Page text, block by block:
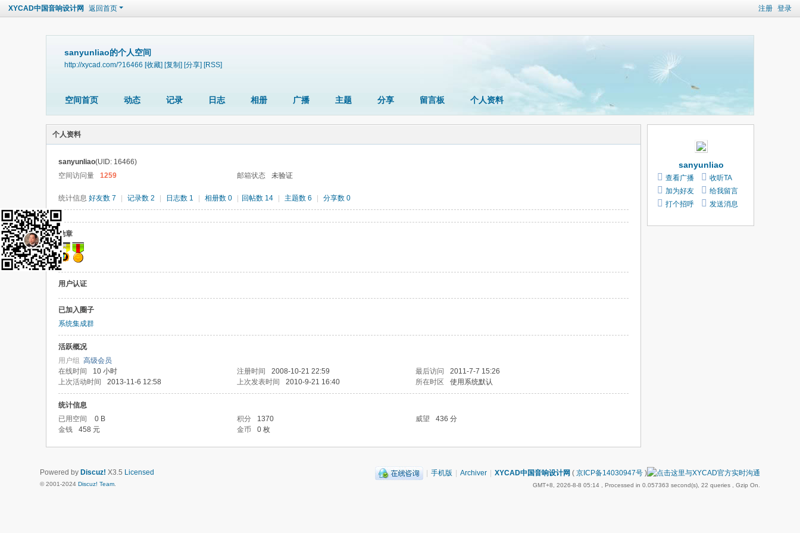
注册 登录
XYCAD中国音响设计网 返回首页
sanyunliao的个人空间
http://xycad.com/?16466 [收藏] [复制] [分享] [RSS]
空间首页 动态 记录 日志 相册 广播 主题 分享 留言板 个人资料
个人资料
sanyunliao(UID: 16466)
空间访问量
1259 邮箱状态 未验证
统计信息 好友数 7 记录数 2 日志数 1 相册数 0 回帖数 14 主题数 6 分享数 0
勋章
用户认证
已加入圈子
系统集成群
活跃概况
用户组 高级会员
在线时间
10 小时 注册时间 2008-10-21 22:59 最后访问
2011-7-7 15:26
上次活动时间
2013-11-6 12:58 上次发表时间 2010-9-21 16:40 所在时区 使用系统默认
统计信息
已用空间
0 B 积分 1370 威望
436 分
金钱
458 元 金币 0 枚
sanyunliao
查看广播
收听TA
加为好友
给我留言
打个招呼
发送消息
| 手机版 | Archiver | XYCAD中国音响设计网 ( 京ICP备14030947号 )
GMT+8, 2026-8-8 05:14 , Processed in 0.057363 second(s), 22 queries , Gzip On.
Powered by Discuz! X3.5 Licensed
© 2001-2024 Discuz! Team